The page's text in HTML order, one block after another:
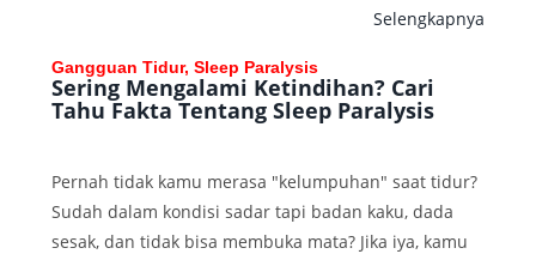
Selengkapnya
Gangguan Tidur, Sleep Paralysis
Sering Mengalami Ketindihan? Cari
Tahu Fakta Tentang Sleep Paralysis
Pernah tidak kamu merasa "kelumpuhan" saat tidur?
Sudah dalam kondisi sadar tapi badan kaku, dada
sesak, dan tidak bisa membuka mata? Jika iya, kamu